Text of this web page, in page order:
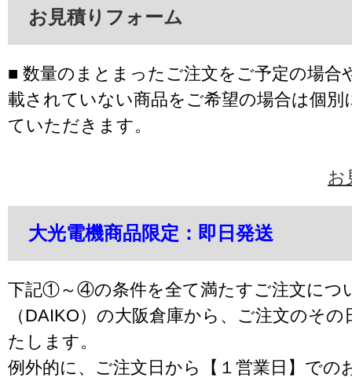
お見積りフォーム
■ 数量のまとまったご注文をご予定の場合
載されていない商品をご希望の場合は個別
ていただきます。
お
大光電機商品限定：即日発送
下記①～④の条件を全て満たすご注文につ
（DAIKO）の大阪倉庫から、ご注文のそ
たします。
例外的に、ご注文日から【１営業日】での